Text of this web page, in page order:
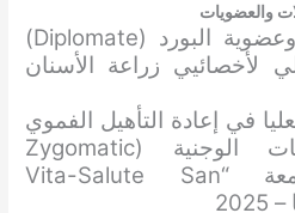
والعضويات
درجة الماجستير وعضوية البورد (Diplomate)
لأخصائيي زراعة الأسنان
في إعادة التأهيل الفموي
باستخدام الزرعات الوجنية (Zygomatic
Implants)، جامعة “Vita-Salute San